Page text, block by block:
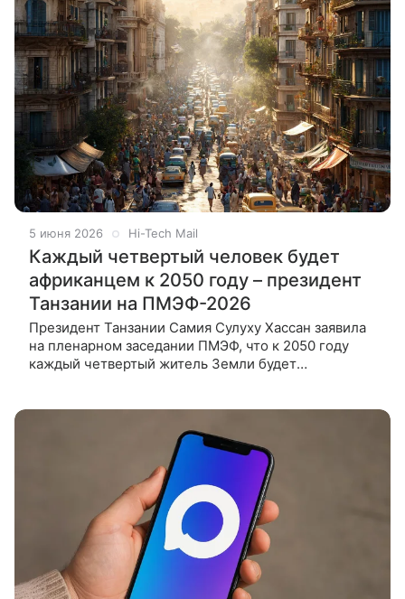
5 июня 2026 Hi-Tech Mail
Каждый четвертый человек будет
африканцем к 2050 году – президент
Танзании на ПМЭФ-2026
Президент Танзании Самия Сулуху Хассан заявила
на пленарном заседании ПМЭФ, что к 2050 году
каждый четвертый житель Земли будет